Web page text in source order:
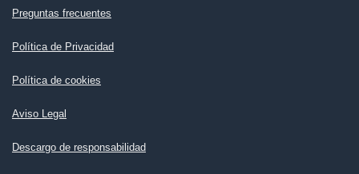
Preguntas frecuentes
Política de Privacidad
Política de cookies
Aviso Legal
Descargo de responsabilidad